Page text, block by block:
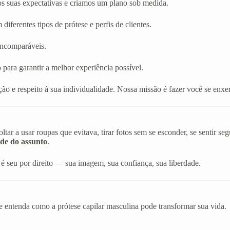
suas expectativas e criamos um plano sob medida.
tipos de prótese e perfis de clientes.
garantir a melhor experiência possível.
e respeito à sua individualidade. Nossa missão é fazer você se
a usar roupas que evitava, tirar fotos sem se esconder, se sentir
do assunto.
seu por direito — sua imagem, sua confiança, sua liberdade.
como a prótese capilar masculina pode transformar sua vida.